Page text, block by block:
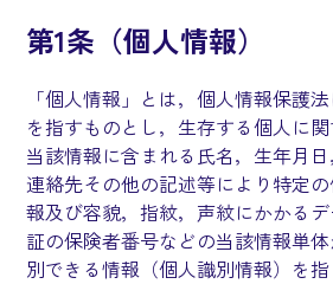
第1条（個人情報）
「個人情報」とは，個人情報保護
を指すものとし，生存する個人に関
当該情報に含まれる氏名，生年月日
連絡先その他の記述等により特定
報及び容貌，指紋，声紋にかかる
証の保険者番号などの当該情報単
別できる情報（個人識別情報）を指